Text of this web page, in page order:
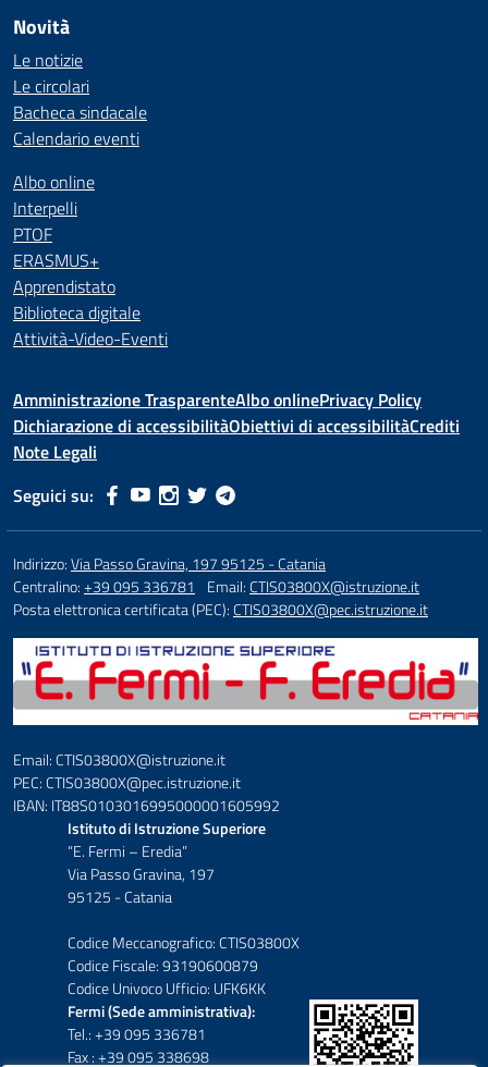
Novità
Le notizie
Le circolari
Bacheca sindacale
Calendario eventi
Albo online
Interpelli
PTOF
ERASMUS+
Apprendistato
Biblioteca digitale
Attività-Video-Eventi
Amministrazione TrasparenteAlbo onlinePrivacy Policy
Dichiarazione di accessibilitàObiettivi di accessibilitàCrediti
Note Legali
Seguici su:
Indirizzo:Via Passo Gravina, 197 95125 - Catania
Centralino:+39 095 336781 Email:CTIS03800X@istruzione.it
Posta elettronica certificata (PEC):CTIS03800X@pec.istruzione.it
Email: CTIS03800X@istruzione.it
PEC: CTIS03800X@pec.istruzione.it
IBAN: IT88S0103016995000001605992
Istituto di Istruzione Superiore
“E. Fermi – Eredia”
Via Passo Gravina, 197
95125 - Catania
Codice Meccanografico: CTIS03800X
Codice Fiscale: 93190600879
Codice Univoco Ufficio: UFK6KK
Fermi (Sede amministrativa):
Tel.: +39 095 336781
Fax : +39 095 338698